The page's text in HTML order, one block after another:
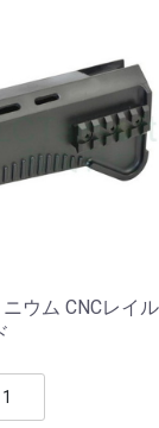
ウム CNCレイル